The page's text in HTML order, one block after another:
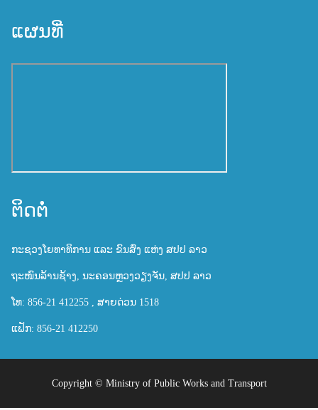
ແຜນທີ່
ຕິດຕໍ່
ກະຊວງໂຍທາທິການ ແລະ ຂົນສົ່ງ ແຫ່ງ ສປປ ລາວ
ຖະໜົນລ້ານຊ້າງ, ນະຄອນຫຼວງວຽງຈັນ, ສປປ ລາວ
ໂທ: 856-21 412255 , ສາຍດ່ວນ 1518
ແຟັກ: 856-21 412250
Copyright © Ministry of Public Works and Transport